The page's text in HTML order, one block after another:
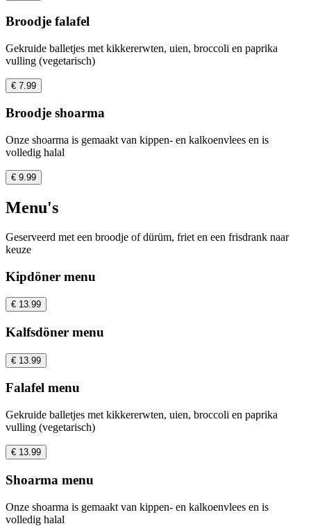
Broodje falafel
Gekruide balletjes met kikkererwten, uien, broccoli en paprika
vulling (vegetarisch)
€ 7.99
Broodje shoarma
Onze shoarma is gemaakt van kippen- en kalkoenvlees en is
volledig halal
€ 9.99
Menu's
Geserveerd met een broodje of dürüm, friet en een frisdrank naar
keuze
Kipdöner menu
€ 13.99
Kalfsdöner menu
€ 13.99
Falafel menu
Gekruide balletjes met kikkererwten, uien, broccoli en paprika
vulling (vegetarisch)
€ 13.99
Shoarma menu
Onze shoarma is gemaakt van kippen- en kalkoenvlees en is
volledig halal